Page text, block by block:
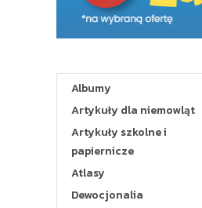
Albumy
Artykuły dla niemowląt
Artykuły szkolne i
papiernicze
Atlasy
Dewocjonalia